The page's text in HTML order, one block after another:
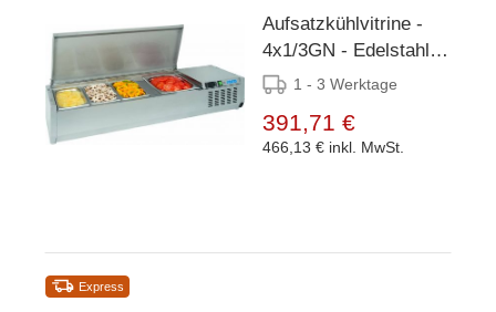
Aufsatzkühlvitrine -
4x1/3GN - Edelstahl
Deckel -
1 - 3 Werktage
391,71 €
466,13 € inkl. MwSt.
Express